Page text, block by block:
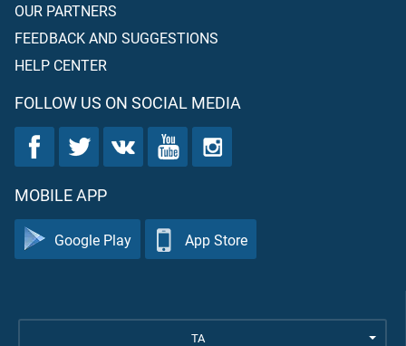
OUR PARTNERS
FEEDBACK AND SUGGESTIONS
HELP CENTER
FOLLOW US ON SOCIAL MEDIA
MOBILE APP
Google Play App Store
TA